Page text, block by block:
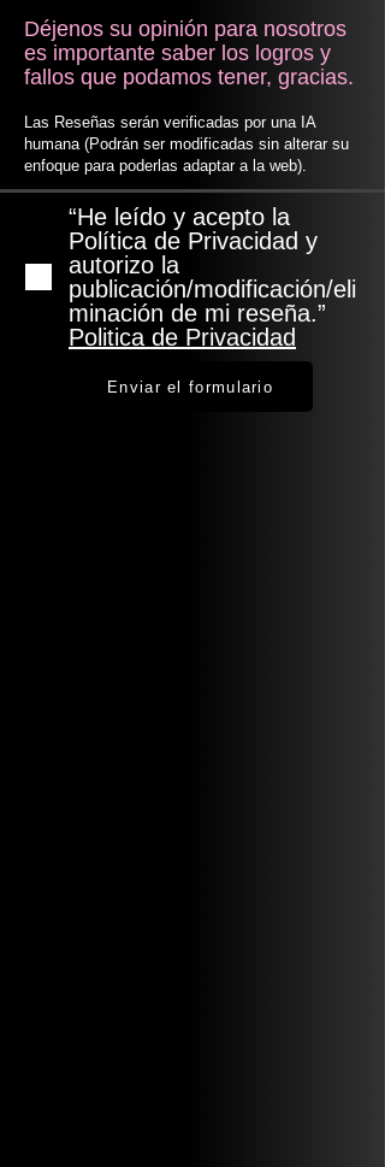
Déjenos su opinión para nosotros
es importante saber los logros y
fallos que podamos tener, gracias.
Las Reseñas serán verificadas por una IA
humana (Podrán ser modificadas sin alterar su
enfoque para poderlas adaptar a la web).
“He leído y acepto la
Política de Privacidad y
autorizo la
publicación/modificación/eli
minación de mi reseña.”
Politica de Privacidad
Enviar el formulario